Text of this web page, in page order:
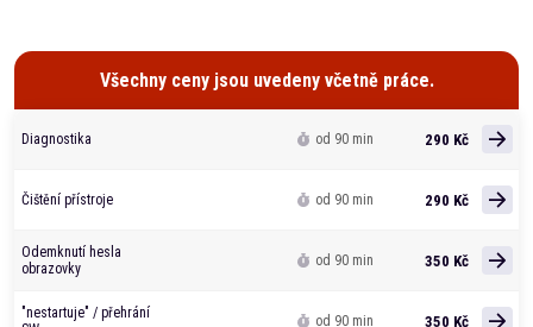
Všechny ceny jsou uvedeny včetně práce.
Diagnostika od 90 min 290 Kč
Čištění přístroje od 90 min 290 Kč
Odemknutí hesla
obrazovky
od 90 min 350 Kč
"nestartuje" / přehrání
od 90 min 350 Kč